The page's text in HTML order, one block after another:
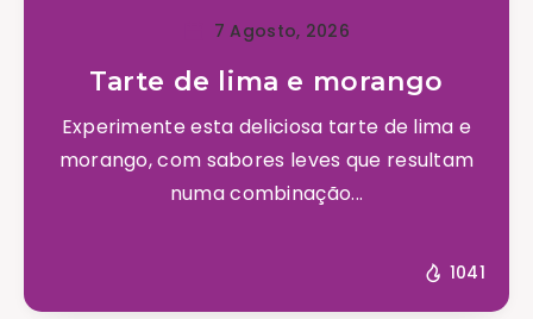
7 Agosto, 2026
Tarte de lima e morango
Experimente esta deliciosa tarte de lima e
morango, com sabores leves que resultam
numa combinação...
1041